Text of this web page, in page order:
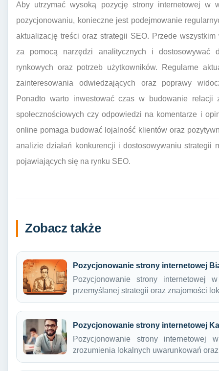
Aby utrzymać wysoką pozycję strony internetowej w
pozycjonowaniu, konieczne jest podejmowanie
aktualizację treści oraz strategii SEO. Przede
za pomocą narzędzi analitycznych i dostosowywać
rynkowych oraz potrzeb użytkowników. Regularne
zainteresowania odwiedzających oraz poprawy
Ponadto warto inwestować czas w budowanie
społecznościowych czy odpowiedzi na komentarze i
online pomaga budować lojalność klientów oraz
analizie działań konkurencji i dostosowywaniu strategii
pojawiających się na rynku SEO.
Zobacz także
Pozycjonowanie strony internetowej
Pozycjonowanie strony internetowej
przemyślanej strategii oraz znajomości
Pozycjonowanie strony internetowej
Pozycjonowanie strony internetowej
zrozumienia lokalnych uwarunkowań